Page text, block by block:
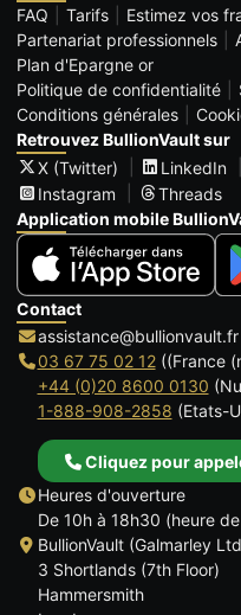
FAQ
Tarifs Estimez vos
Partenariat professionnels
Plan d'Epargne or
Politique de confidentialité
Conditions générales
Retrouvez BullionVault sur
X (Twitter)
LinkedIn
Instagram
Threads
Application mobile
Contact
assistance@bullionvault.fr
03 67 75 02 12((France
+44 (0)20 8600 0130
1-888-908-2858 (Etats-
Cliquez pour
Heures d'ouverture
De 10h à 18h30 (heure
BullionVault (Galmarley
3 Shortlands (7th Floor)
Hammersmith